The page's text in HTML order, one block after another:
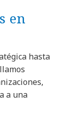
en
hasta
a una